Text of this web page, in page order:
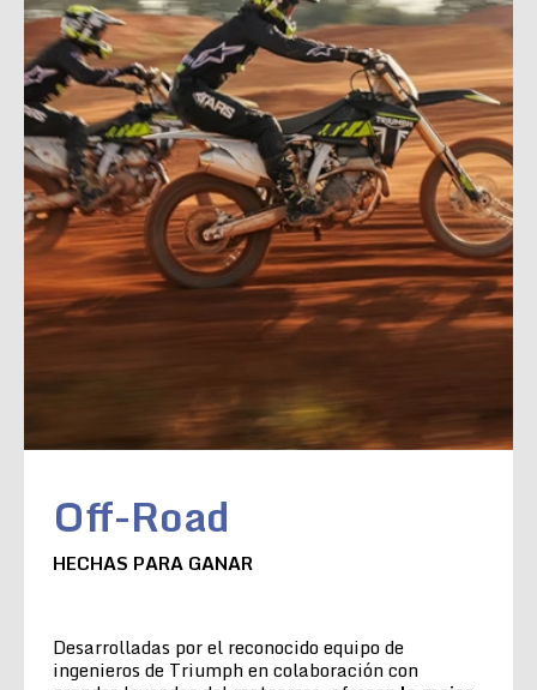
Off-Road
HECHAS PARA GANAR
Desarrolladas por el reconocido equipo de
ingenieros de Triumph en colaboración con